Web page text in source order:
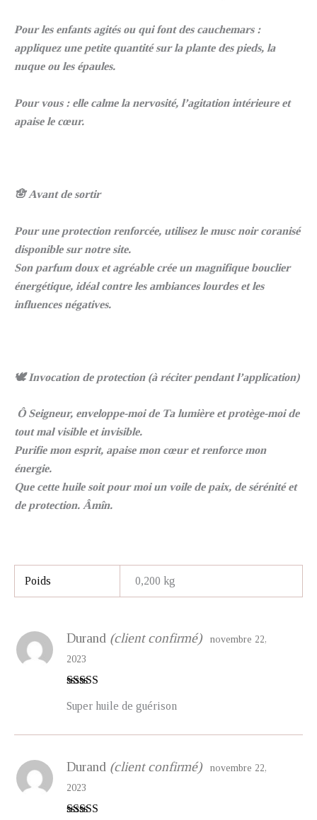
Pour les enfants agités ou qui font des cauchemars :
appliquez une petite quantité sur la plante des pieds, la
nuque ou les épaules.
Pour vous : elle calme la nervosité, l’agitation intérieure et
apaise le cœur.
🪬 Avant de sortir
Pour une protection renforcée, utilisez le musc noir coranisé
disponible sur notre site.
Son parfum doux et agréable crée un magnifique bouclier
énergétique, idéal contre les ambiances lourdes et les
influences négatives.
🕊️ Invocation de protection (à réciter pendant l’application)
Ô Seigneur, enveloppe-moi de Ta lumière et protège-moi de
tout mal visible et invisible.
Purifie mon esprit, apaise mon cœur et renforce mon
énergie.
Que cette huile soit pour moi un voile de paix, de sérénité et
de protection. Âmîn.
Poids 0,200 kg
Durand (client confirmé)
novembre 22,
2023
Super huile de guérison
Durand (client confirmé)
novembre 22,
2023